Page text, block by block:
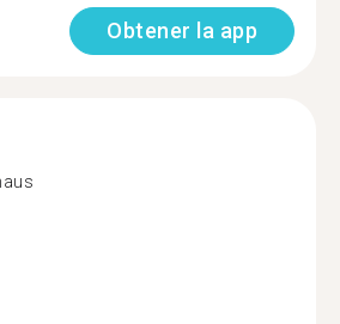
Obtener la app